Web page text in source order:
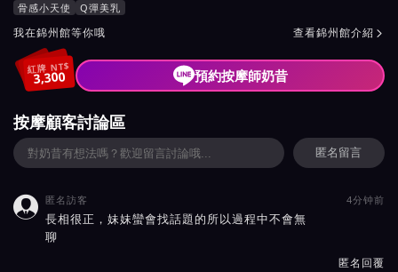
按摩師奶昔服務風格與特色
骨感小天使 Q彈美乳
按摩師奶昔所屬按摩會館介紹與班表
我在錦州館等你哦 查看錦州館介紹 
紅牌 NT$
3,300 預約按摩師奶昔
按摩顧客討論區
匿名留言
 匿名訪客 4分钟前
長相很正，妹妹蠻會找話題的所以過程中不會無
聊
匿名回覆